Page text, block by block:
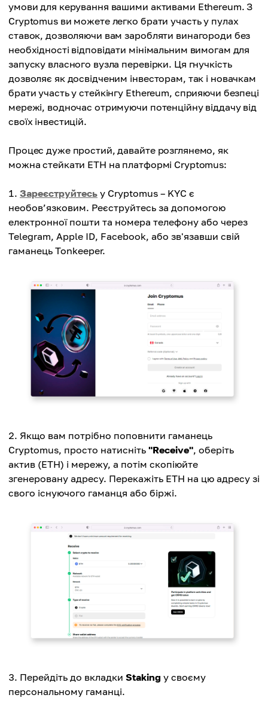
умови для керування вашими активами Ethereum. З
Cryptomus ви можете легко брати участь у пулах
ставок, дозволяючи вам заробляти винагороди без
необхідності відповідати мінімальним вимогам для
запуску власного вузла перевірки. Ця гнучкість
дозволяє як досвідченим інвесторам, так і новачкам
брати участь у стейкінгу Ethereum, сприяючи безпеці
мережі, водночас отримуючи потенційну віддачу від
своїх інвестицій.
Процес дуже простий, давайте розглянемо, як
можна стейкати ETH на платформі Cryptomus:
Зареєструйтесь у Cryptomus – KYC є
необов’язковим. Реєструйтесь за допомогою
електронної пошти та номера телефону або через
Telegram, Apple ID, Facebook, або зв'язавши свій
гаманець Tonkeeper.
Якщо вам потрібно поповнити гаманець
Cryptomus, просто натисніть "Receive", оберіть
актив (ETH) і мережу, а потім скопіюйте
згенеровану адресу. Перекажіть ETH на цю адресу зі
свого існуючого гаманця або біржі.
Перейдіть до вкладки Staking у своєму
персональному гаманці.